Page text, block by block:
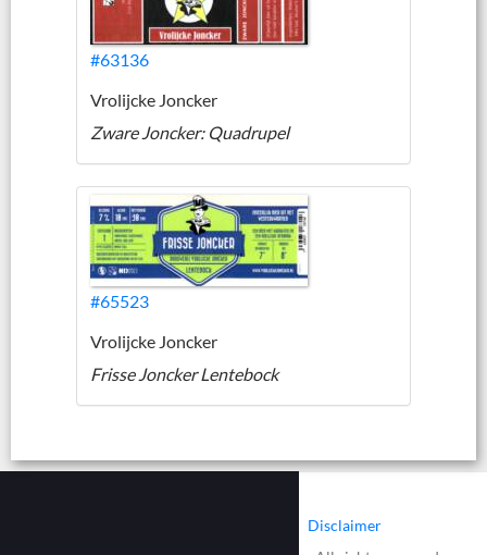
#63136
Vrolijcke Joncker
Zware Joncker: Quadrupel
#65523
Vrolijcke Joncker
Frisse Joncker Lentebock
Disclaimer